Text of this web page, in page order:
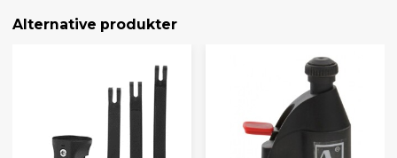
Alternative produkter